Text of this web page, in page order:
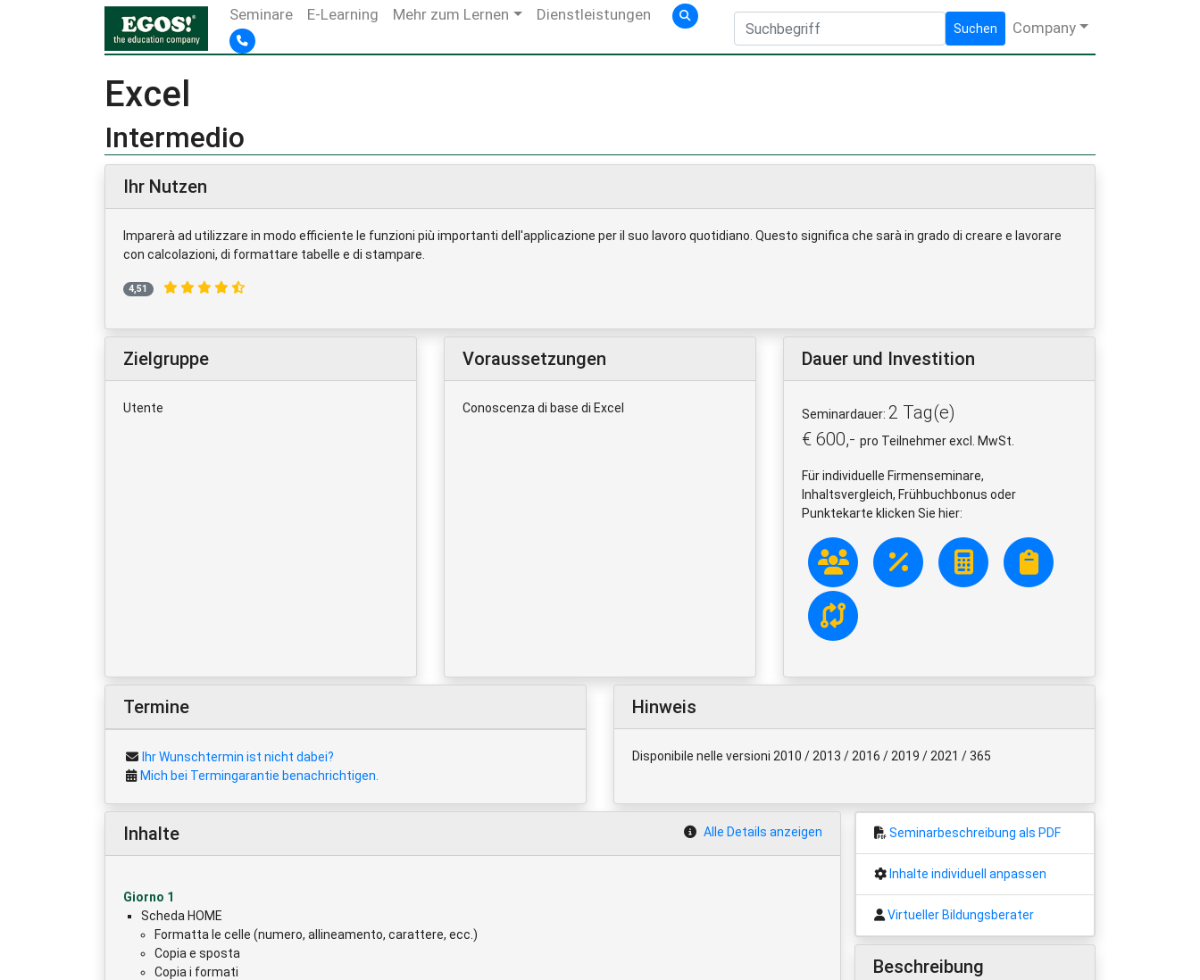
Seminare E-Learning Mehr zum Lernen Dienstleistungen
Suchen Company
Excel
Intermedio
Ihr Nutzen
Imparerà ad utilizzare in modo efficiente le funzioni più importanti dell'applicazione per il suo lavoro quotidiano. Questo significa che sarà in grado di creare e lavorare
con calcolazioni, di formattare tabelle e di stampare.
4,51
Zielgruppe
Utente
Voraussetzungen
Conoscenza di base di Excel
Dauer und Investition
Seminardauer: 2 Tag(e)
€ 600,- pro Teilnehmer excl. MwSt.
Für individuelle Firmenseminare,
Inhaltsvergleich, Frühbuchbonus oder
Punktekarte klicken Sie hier:
Termine
Ihr Wunschtermin ist nicht dabei?
Mich bei Termingarantie benachrichtigen.
Hinweis
Disponibile nelle versioni 2010 / 2013 / 2016 / 2019 / 2021 / 365
Inhalte Alle Details anzeigen
Giorno 1
Scheda HOME
Formatta le celle (numero, allineamento, carattere, ecc.)
Copia e sposta
Copia i formati
Seminarbeschreibung als PDF
Inhalte individuell anpassen
Virtueller Bildungsberater
Beschreibung